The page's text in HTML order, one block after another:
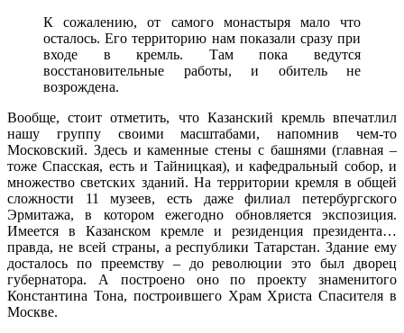
К сожалению, от самого монастыря мало что
осталось. Его территорию нам показали сразу при
входе в кремль. Там пока ведутся
восстановительные работы, и обитель не
возрождена.
Вообще, стоит отметить, что Казанский кремль впечатлил
нашу группу своими масштабами, напомнив чем-то
Московский. Здесь и каменные стены с башнями (главная –
тоже Спасская, есть и Тайницкая), и кафедральный собор, и
множество светских зданий. На территории кремля в общей
сложности 11 музеев, есть даже филиал петербургского
Эрмитажа, в котором ежегодно обновляется экспозиция.
Имеется в Казанском кремле и резиденция президента…
правда, не всей страны, а республики Татарстан. Здание ему
досталось по преемству – до революции это был дворец
губернатора. А построено оно по проекту знаменитого
Константина Тона, построившего Храм Христа Спасителя в
Москве.